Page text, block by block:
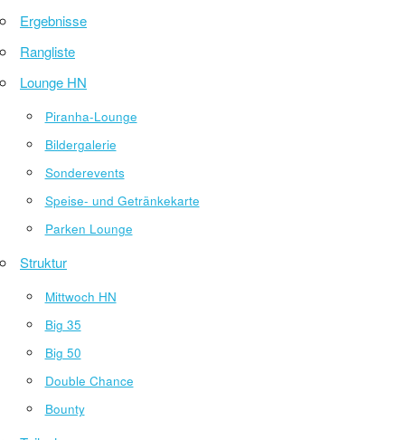
Ergebnisse
Rangliste
Lounge HN
Piranha-Lounge
Bildergalerie
Sonderevents
Speise- und Getränkekarte
Parken Lounge
Struktur
Mittwoch HN
Big 35
Big 50
Double Chance
Bounty